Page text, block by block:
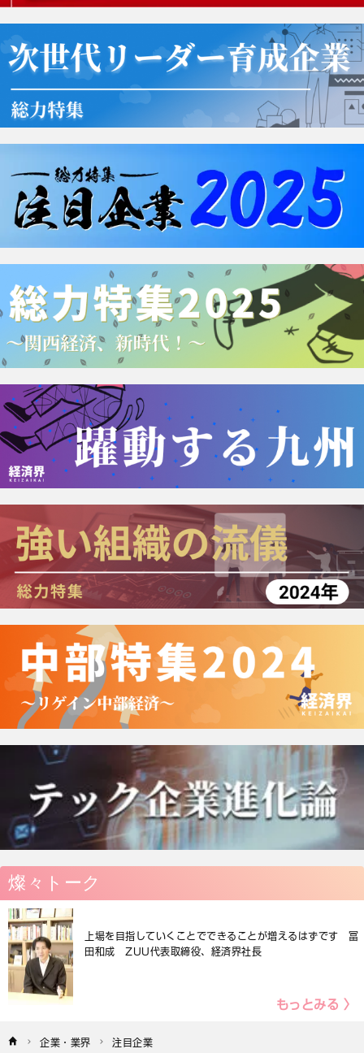
燦々トーク
上場を目指していくことでできることが増えるはずです 冨
田和成 ZUU代表取締役、経済界社長
もっとみる 〉
企業・業界 注目企業